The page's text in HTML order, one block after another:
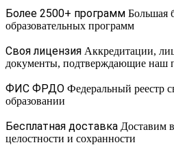
Более 2500+ программ Большая
образовательных программ
Своя лицензия Аккредитации,
документы, подтверждающие наш
ФИС ФРДО Федеральный реестр
образовании
Бесплатная доставка Доставим
целостности и сохранности